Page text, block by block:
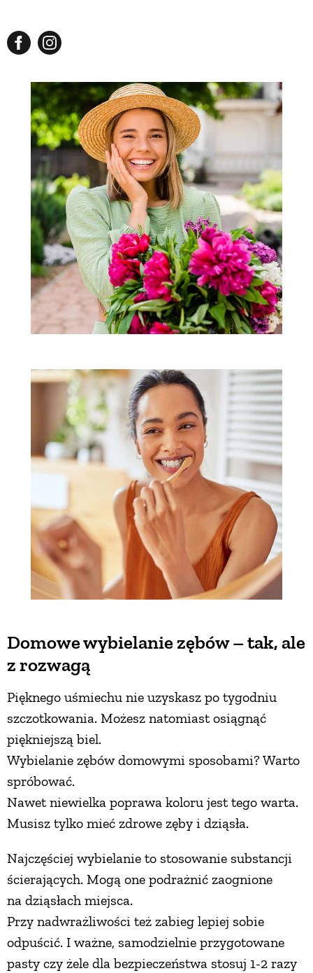
Domowe wybielanie zębów – tak, ale
z rozwagą
Pięknego uśmiechu nie uzyskasz po tygodniu
szczotkowania. Możesz natomiast osiągnąć
piękniejszą biel.
Wybielanie zębów domowymi sposobami? Warto
spróbować.
Nawet niewielka poprawa koloru jest tego warta.
Musisz tylko mieć zdrowe zęby i dziąsła.
Najczęściej wybielanie to stosowanie substancji
ścierających. Mogą one podrażnić zaognione
na dziąsłach miejsca.
Przy nadwrażliwości też zabieg lepiej sobie
odpuścić. I ważne, samodzielnie przygotowane
pasty czy żele dla bezpieczeństwa stosuj 1-2 razy